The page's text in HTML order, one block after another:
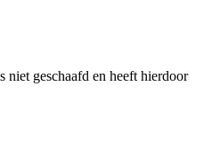
geschaafd en heeft hierdoor